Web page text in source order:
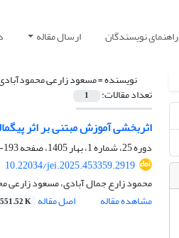
راهنمای نویسندگان ارسال مقاله
نویسنده =مسعود زارعی
تعداد مقالات: 1
اثربخشی آموزش مبتنی بر اثر
دوره 25، شماره 1، بهار 1405، صفحه
193-208
10.22034/jei.2025.453359.2919
محمود زارع جمال آبادی، مسعود زارعی
مشاهده مقاله
اصل مقاله 551.52 K